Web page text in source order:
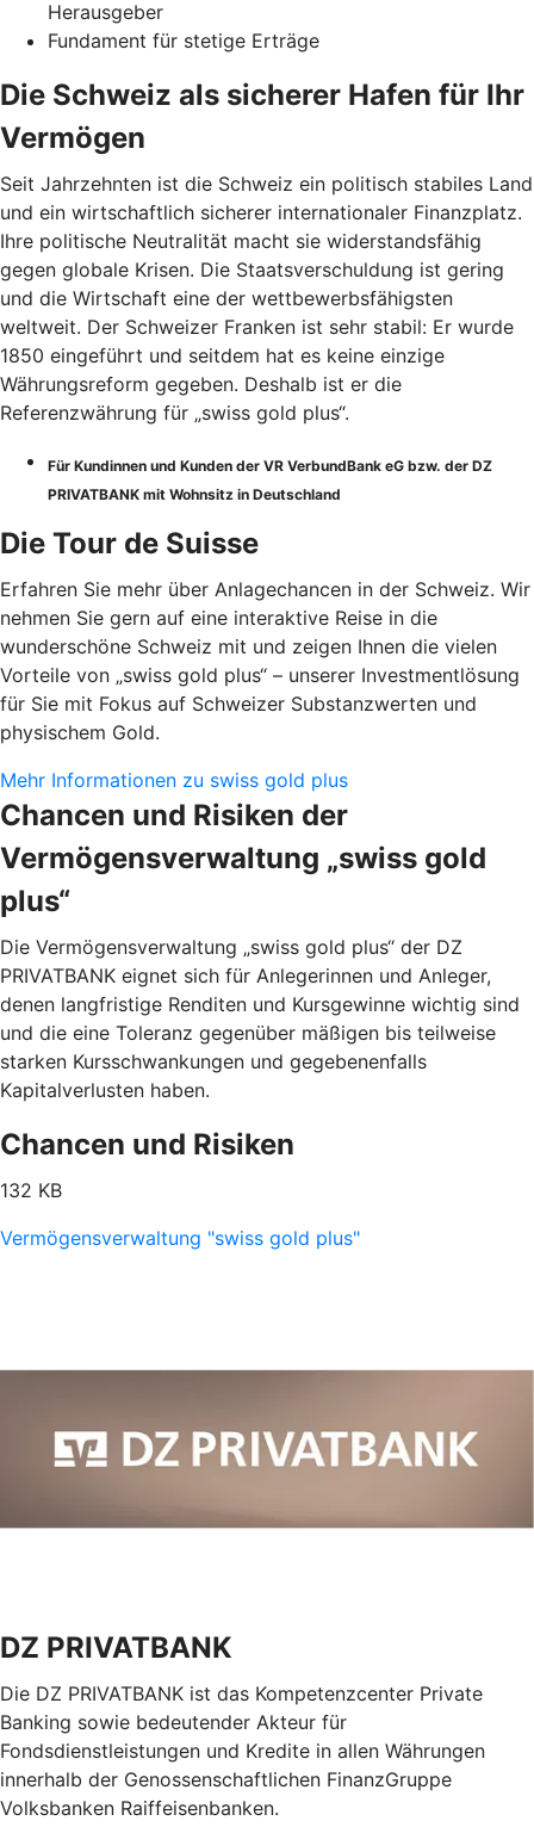
Herausgeber
Fundament für stetige Erträge
Die Schweiz als sicherer Hafen für Ihr
Vermögen
Seit Jahrzehnten ist die Schweiz ein politisch stabiles Land
und ein wirtschaftlich sicherer internationaler Finanzplatz.
Ihre politische Neutralität macht sie widerstandsfähig
gegen globale Krisen. Die Staatsverschuldung ist gering
und die Wirtschaft eine der wettbewerbsfähigsten
weltweit. Der Schweizer Franken ist sehr stabil: Er wurde
1850 eingeführt und seitdem hat es keine einzige
Währungsreform gegeben. Deshalb ist er die
Referenzwährung für „swiss gold plus“.
Für Kundinnen und Kunden der VR VerbundBank eG bzw. der DZ
PRIVATBANK mit Wohnsitz in Deutschland
Die Tour de Suisse
Erfahren Sie mehr über Anlagechancen in der Schweiz. Wir
nehmen Sie gern auf eine interaktive Reise in die
wunderschöne Schweiz mit und zeigen Ihnen die vielen
Vorteile von „swiss gold plus“ – unserer Investmentlösung
für Sie mit Fokus auf Schweizer Substanzwerten und
physischem Gold.
Mehr Informationen zu swiss gold plus
Chancen und Risiken der
Vermögensverwaltung „swiss gold
plus“
Die Vermögensverwaltung „swiss gold plus“ der DZ
PRIVATBANK eignet sich für Anlegerinnen und Anleger,
denen langfristige Renditen und Kursgewinne wichtig sind
und die eine Toleranz gegenüber mäßigen bis teilweise
starken Kursschwankungen und gegebenenfalls
Kapitalverlusten haben.
Chancen und Risiken
132 KB
Vermögensverwaltung "swiss gold plus"
DZ PRIVATBANK
Die DZ PRIVATBANK ist das Kompetenzcenter Private
Banking sowie bedeutender Akteur für
Fondsdienstleistungen und Kredite in allen Währungen
innerhalb der Genossenschaftlichen FinanzGruppe
Volksbanken Raiffeisenbanken.